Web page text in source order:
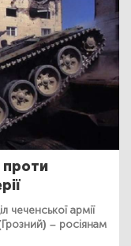
проти
чеченської армії
– росіянам